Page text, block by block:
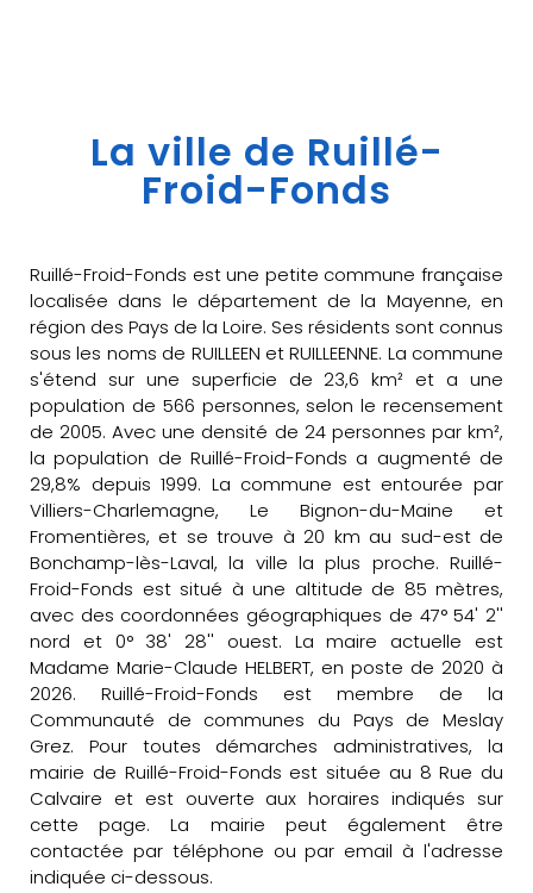
La ville de Ruillé-
Froid-Fonds
Ruillé-Froid-Fonds est une petite commune française
localisée dans le département de la Mayenne, en
région des Pays de la Loire. Ses résidents sont connus
sous les noms de RUILLEEN et RUILLEENNE. La commune
s'étend sur une superficie de 23,6 km² et a une
population de 566 personnes, selon le recensement
de 2005. Avec une densité de 24 personnes par km²,
la population de Ruillé-Froid-Fonds a augmenté de
29,8% depuis 1999. La commune est entourée par
Villiers-Charlemagne, Le Bignon-du-Maine et
Fromentières, et se trouve à 20 km au sud-est de
Bonchamp-lès-Laval, la ville la plus proche. Ruillé-
Froid-Fonds est situé à une altitude de 85 mètres,
avec des coordonnées géographiques de 47° 54' 2''
nord et 0° 38' 28'' ouest. La maire actuelle est
Madame Marie-Claude HELBERT, en poste de 2020 à
2026. Ruillé-Froid-Fonds est membre de la
Communauté de communes du Pays de Meslay
Grez. Pour toutes démarches administratives, la
mairie de Ruillé-Froid-Fonds est située au 8 Rue du
Calvaire et est ouverte aux horaires indiqués sur
cette page. La mairie peut également être
contactée par téléphone ou par email à l'adresse
indiquée ci-dessous.